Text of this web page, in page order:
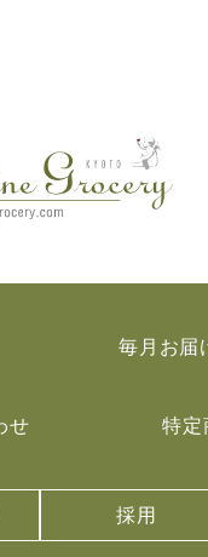
毎月お届
せ 特定
採用